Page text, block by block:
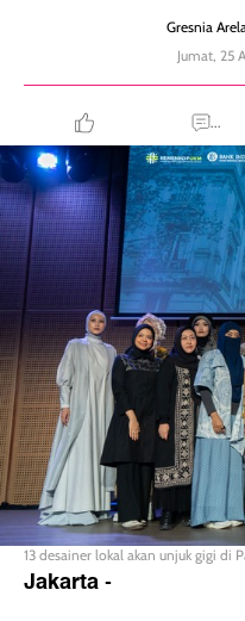
Gresnia
Jumat, 25
...
13 desainer lokal akan unjuk gigi di
Jakarta-